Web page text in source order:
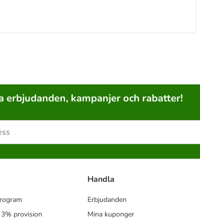
kampanjer och rabatter!
provision
Handla
Erbjudanden
Mina kuponger